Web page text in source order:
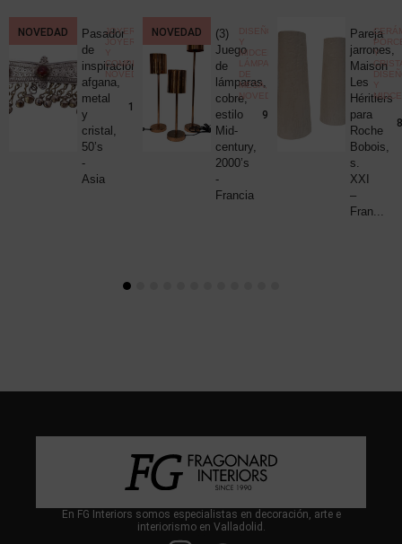
,
€
NOVEDAD
Pasador
de
inspiración
afgana,
metal
y
cristal,
50’s
-
Asia
JOYERÍA
JOYERÍA
Y
COMPLEMENTOS
NOVEDADES
190,00
NOVEDAD
(3)
Juego
de
lámparas,
cobre,
estilo
Mid-
century,
2000’s
-
Francia
DISEÑO
Y
MIDCENTURY
LÁMPARAS
DE
MESA,
NOVEDADES
980,00
Pareja
jarrones,
Maison
Les
Héritiers
para
Roche
Bobois,
s.
XXI
–
Fran...
Y
Y
En FG Interiors somos especialistas en decoración, arte e
interiorismo en Valladolid.